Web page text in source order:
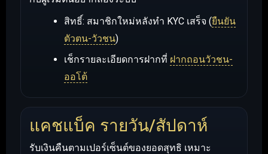
สิทธิ์: สมาชิกใหม่หลังทำ KYC เสร็จ (ยืนยัน
ตัวตน-วัวชน)
เช็กรายละเอียดการฝากที่ ฝากถอนวัวชน-
ออโต้
แคชแบ็ค รายวัน/สัปดาห์
รับเงินคืนตามเปอร์เซ็นต์ของยอดสุทธิ เหมาะ